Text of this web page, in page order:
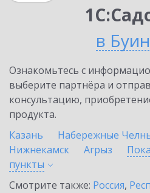
в
Ознакомьтесь с
выберите партнёра и
консультацию,
продукта.
Казань
Набережные
Нижнекамск
Агрыз
пункты
Смотрите также: Россия,